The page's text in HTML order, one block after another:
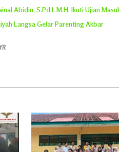
Abidin, S.Pd.l, M.H, Ikuti Ujian
Langsa Gelar Parenting Akbar